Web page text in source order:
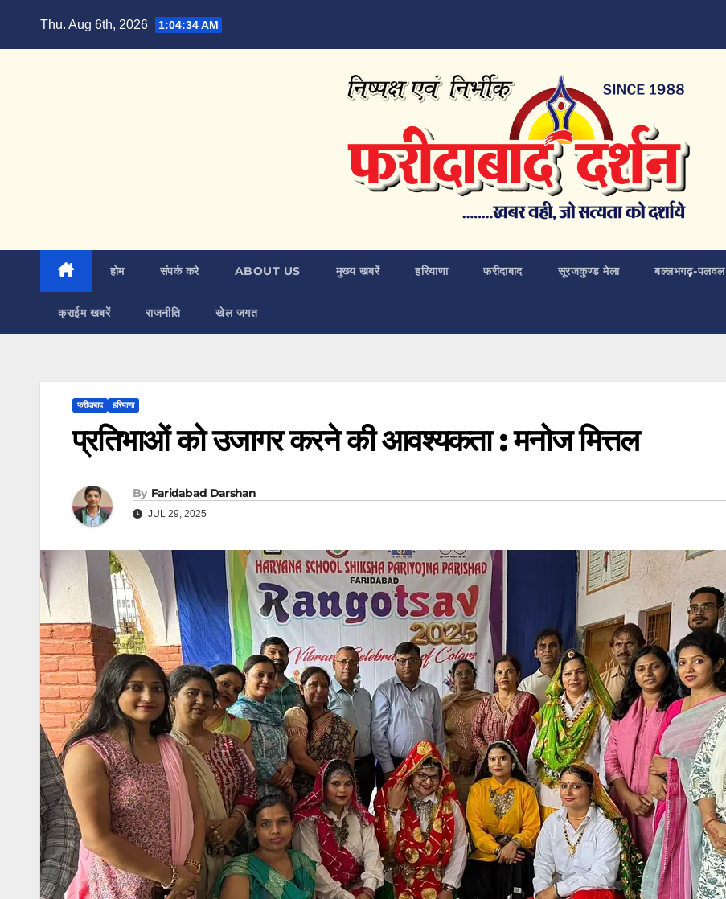
Thu. Aug 6th, 2026 1:04:35 AM
होम संपर्क करे ABOUT US मुख्य खबरें हरियाणा फरीदाबाद सूरजकुण्ड मेला बल्लभगढ़़-पलवल
क्राईम खबरें राजनीति खेल जगत
फरीदाबाद हरियाणा
प्रतिभाओं को उजागर करने की आवश्यकता : मनोज मित्तल
By Faridabad Darshan
JUL 29, 2025